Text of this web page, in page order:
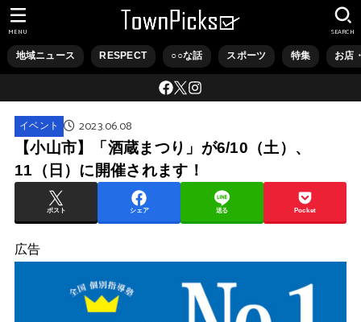
地域ニュース RESPECT ○○な話 スポーツ 特集 お店
SEARCH
MENU
イベント 2023.06.08
【小山市】「酒蔵まつり」が6/10（土）、
11（日）に開催されます！
ポスト シェア 送る Pocket
広告